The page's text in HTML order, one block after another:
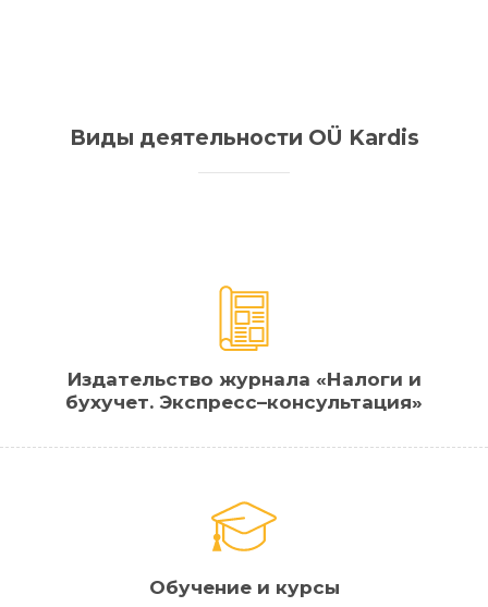
Виды деятельности OÜ Kardis
Издательство журнала «Налоги и
бухучет. Экспресс–консультация»
Обучение и курсы